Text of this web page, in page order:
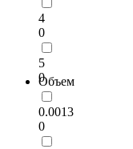
4
0
5
0
Объем
0.0013
0